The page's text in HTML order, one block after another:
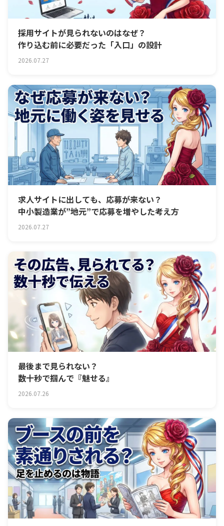
採用サイトが見られないのはなぜ？
作り込む前に必要だった「入口」の設計
2026.07.27
求人サイトに出しても、応募が来ない？
中小製造業が”地元”で応募を増やした考え方
2026.07.27
最後まで見られない？
数十秒で掴んで『魅せる』
2026.07.26